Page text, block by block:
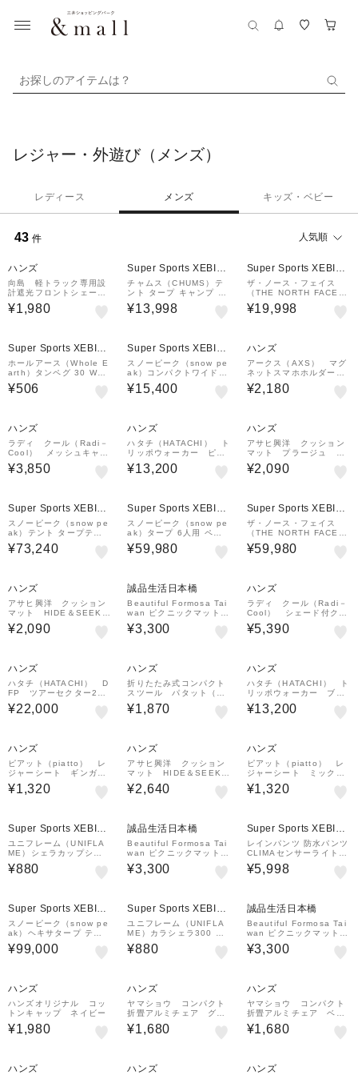
お探しのアイテムは？
レジャー・外遊び（メンズ）
レディース メンズ キッズ・ベビー
43 件 人気順
ハンズ
向島 軽トラック専用設
計遮光フロントシェー
ド MB－002
¥1,980
Super Sports XEBIO
&mall店
チャムス（CHUMS）テ
ント タープ キャンプ ク
イックアップテント ブー
ビーサンシェード CH62-
¥13,998
Super Sports XEBIO
&mall店
ザ・ノース・フェイス
（THE NORTH FACE）
タープ テント キャンプ
ネブラタープ2 NV2232
¥19,998
Super Sports XEBIO
&mall店
ホールアース（Whole E
arth）タンペグ 30 WE2
1DZ92
¥506
Super Sports XEBIO
&mall店
スノーピーク（snow pe
ak）コンパクトワイドマ
ット TM-089
¥15,400
ハンズ
アークス（AXS） マグ
ネットスマホホルダー
曲面貼付けタイプ ブラ
ック
¥2,180
ハンズ
ラディ クール（Radi－
Cool） メッシュキャッ
プ 2131486 オフホワ
イト
¥3,850
ハンズ
ハタチ（HATACHI） ト
リッポウォーカー ピン
ク
¥13,200
ハンズ
アサヒ興洋 クッション
マット プラージュ 2
畳用
¥2,090
Super Sports XEBIO
&mall店
スノーピーク（snow pe
ak）テント タープテン
ト TAKIBIタープオクタ
TP-430
¥73,240
Super Sports XEBIO
&mall店
スノーピーク（snow pe
ak）タープ 6人用 ペグ
ハンマー キャンプ用品 H
Dタープ シールド ・レク
¥59,980
Super Sports XEBIO
&mall店
ザ・ノース・フェイス
（THE NORTH FACE）
タープテント ヘキサター
プ テント スタープ NV2
¥59,980
ハンズ
アサヒ興洋 クッション
マット HIDE＆SEEK
2畳用
¥2,090
誠品生活日本橋
Beautiful Formosa Tai
wan ピクニックマット/
Green
¥3,300
ハンズ
ラディ クール（Radi－
Cool） シェード付クロ
ッシェ 2131488 オフ
ホワイト
¥5,390
ハンズ
ハタチ（HATACHI） D
FP ツアーセクター2
S WH1181-27WR ブ
ルー
¥22,000
ハンズ
折りたたみ式コンパクト
スツール パタット（PA
TATTO） 180 グレー
ジュ
¥1,870
ハンズ
ハタチ（HATACHI） ト
リッポウォーカー ブル
ー
¥13,200
ハンズ
ピアット（piatto） レ
ジャーシート ギンガム
チェック A560GY グ
レー
¥1,320
ハンズ
アサヒ興洋 クッション
マット HIDE＆SEEK
3畳用
¥2,640
ハンズ
ピアット（piatto） レ
ジャーシート ミックス
チェック A561RD レ
ッド
¥1,320
Super Sports XEBIO
&mall店
ユニフレーム（UNIFLA
ME）シェラカップシリ
ーズ カラシェラ300 ベ
ージュ 666685
¥880
誠品生活日本橋
Beautiful Formosa Tai
wan ピクニックマット/
Black
¥3,300
Super Sports XEBIO
&mall店
レインパンツ 防水パンツ
CLIMAセンサーライトパ
ンツ RE23SHY561002
5BLK ブラック 透湿防水
¥5,998
Super Sports XEBIO
&mall店
スノーピーク（snow pe
ak）ヘキサタープ テン
ト TAKIBIヘキサ Mセッ
ト TP-440S-US
¥99,000
Super Sports XEBIO
&mall店
ユニフレーム（UNIFLA
ME）カラシェラ300 イ
エロー 666715 BBQ
¥880
誠品生活日本橋
Beautiful Formosa Tai
wan ピクニックマット/
Red
¥3,300
ハンズ
ハンズオリジナル コッ
トンキャップ ネイビー
¥1,980
ハンズ
ヤマショウ コンパクト
折畳アルミチェア グレ
ー
¥1,680
ハンズ
ヤマショウ コンパクト
折畳アルミチェア ベー
ジュ
¥1,680
ハンズ ハンズ ハンズ